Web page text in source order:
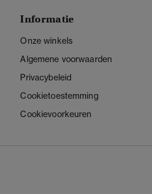
Informatie
Onze winkels
Algemene voorwaarden
Privacybeleid
Cookietoestemming
Cookievoorkeuren